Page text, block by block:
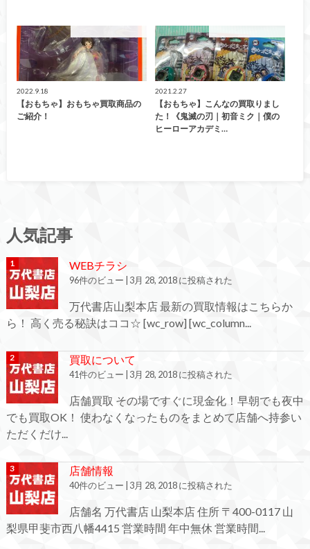
2022.9.18
【おもちゃ】おもちゃ買取商品の
ご紹介！
2021.2.27
【おもちゃ】こんなの買取りまし
た！《鬼滅の刃｜初音ミク｜僕の
ヒーローアカデミ…
人気記事
WEBチラシ
96件のビュー 3月 28, 2018 に投稿された
万代書店山梨本店 最新の買取情報はこちらか
ら！ 高く売る秘訣はココ☆ [wc_row] [wc_column...
買取について
41件のビュー 3月 28, 2018 に投稿された
店舗買取 その場ですぐに現金化！早朝でも夜中
でも買取OK！ 使わなくなったものをまとめて店舗へ持参い
ただくだけ...
店舗情報
40件のビュー 3月 28, 2018 に投稿された
店舗名 万代書店 山梨本店 住所 〒400-0117 山
梨県甲斐市西八幡4415 営業時間 年中無休 営業時間...